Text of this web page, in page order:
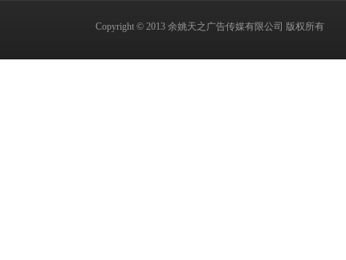
Copyright © 2013 余姚天之广告传媒有限公司 版权所有